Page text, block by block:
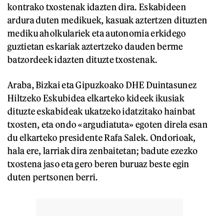
kontrako txostenak idazten dira. Eskabideen
ardura duten medikuek, kasuak aztertzen dituzten
mediku aholkulariek eta autonomia erkidego
guztietan eskariak aztertzeko dauden berme
batzordeek idazten dituzte txostenak.
Araba, Bizkai eta Gipuzkoako DHE Duintasunez
Hiltzeko Eskubidea elkarteko kideek ikusiak
dituzte eskabideak ukatzeko idatzitako hainbat
txosten, eta ondo «argudiatuta» egoten direla esan
du elkarteko presidente Rafa Salek. Ondorioak,
hala ere, larriak dira zenbaitetan; badute ezezko
txostena jaso eta gero beren buruaz beste egin
duten pertsonen berri.